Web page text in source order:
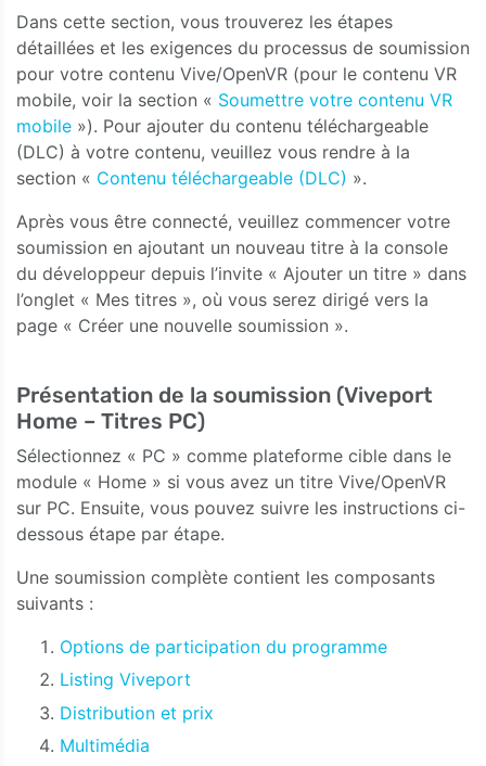
Dans cette section, vous trouverez les étapes
détaillées et les exigences du processus de soumission
pour votre contenu Vive/OpenVR (pour le contenu VR
mobile, voir la section « Soumettre votre contenu VR
mobile »). Pour ajouter du contenu téléchargeable
(DLC) à votre contenu, veuillez vous rendre à la
section « Contenu téléchargeable (DLC) ».
Après vous être connecté, veuillez commencer votre
soumission en ajoutant un nouveau titre à la console
du développeur depuis l’invite « Ajouter un titre » dans
l’onglet « Mes titres », où vous serez dirigé vers la
page « Créer une nouvelle soumission ».
Présentation de la soumission (Viveport
Home – Titres PC)
Sélectionnez « PC » comme plateforme cible dans le
module « Home » si vous avez un titre Vive/OpenVR
sur PC. Ensuite, vous pouvez suivre les instructions ci-
dessous étape par étape.
Une soumission complète contient les composants
suivants :
Options de participation du programme
Listing Viveport
Distribution et prix
Multimédia